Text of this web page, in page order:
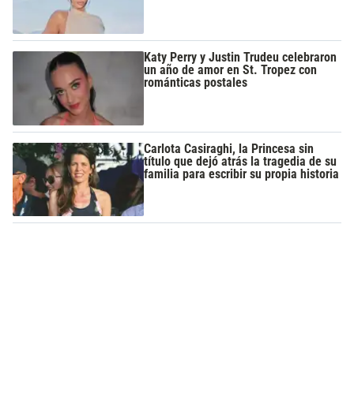
Katy Perry y Justin Trudeu celebraron
un año de amor en St. Tropez con
románticas postales
Carlota Casiraghi, la Princesa sin
título que dejó atrás la tragedia de su
familia para escribir su propia historia